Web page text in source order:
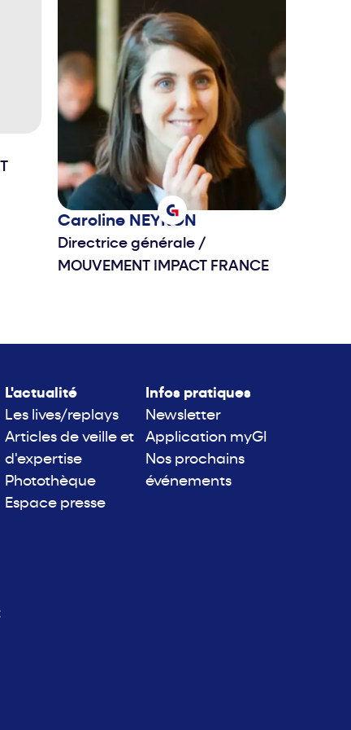
Caroline NEYRON
Directrice générale /
MOUVEMENT IMPACT FRANCE
L'actualité
Les lives/replays
Articles de veille et
d'expertise
Photothèque
Espace presse
Infos pratiques
Newsletter
Application myGI
Nos prochains
événements